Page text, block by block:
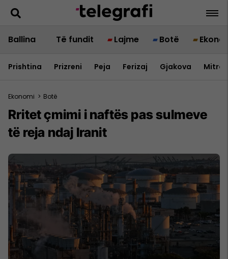
Ballina Të fundit Lajme Botë
Prishtina Prizreni Peja Ferizaj Gjakova
Ekonomi > Botë
Rritet çmimi i naftës pas sulmeve
të reja ndaj Iranit